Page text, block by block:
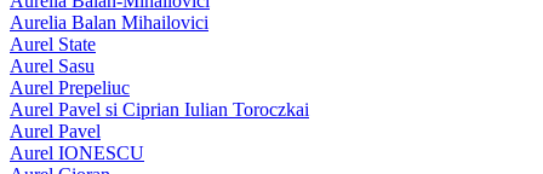
Aurelia Balan Mihailovici
Aurel State
Aurel Sasu
Aurel Prepeliuc
Aurel Pavel si Ciprian Iulian Toroczkai
Aurel Pavel
Aurel IONESCU